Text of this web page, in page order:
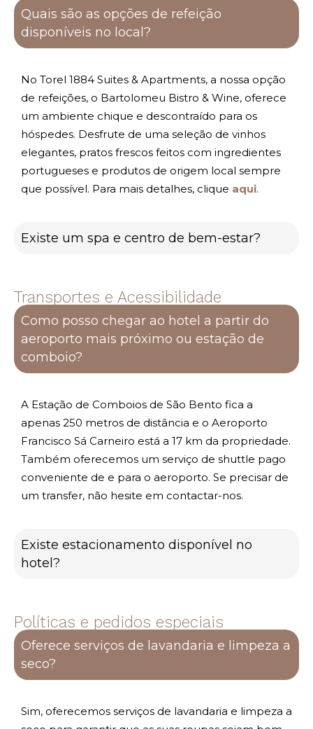
Quais são as opções de refeição
disponíveis no local?
No Torel 1884 Suites & Apartments, a nossa opção
de refeições, o Bartolomeu Bistro & Wine, oferece
um ambiente chique e descontraído para os
hóspedes. Desfrute de uma seleção de vinhos
elegantes, pratos frescos feitos com ingredientes
portugueses e produtos de origem local sempre
que possível. Para mais detalhes, clique aqui.
Existe um spa e centro de bem-estar?
Transportes e Acessibilidade
Como posso chegar ao hotel a partir do
aeroporto mais próximo ou estação de
comboio?
A Estação de Comboios de São Bento fica a
apenas 250 metros de distância e o Aeroporto
Francisco Sá Carneiro está a 17 km da propriedade.
Também oferecemos um serviço de shuttle pago
conveniente de e para o aeroporto. Se precisar de
um transfer, não hesite em contactar-nos.
Existe estacionamento disponível no
hotel?
Políticas e pedidos especiais
Oferece serviços de lavandaria e limpeza a
seco?
Sim, oferecemos serviços de lavandaria e limpeza a